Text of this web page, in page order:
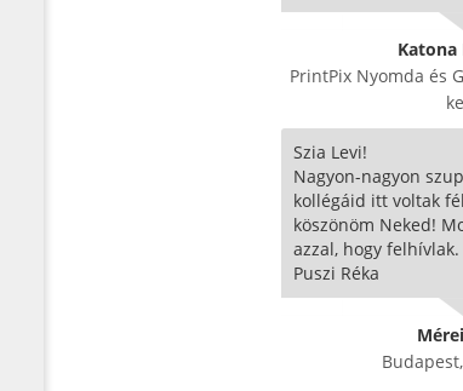
Katona
PrintPix Nyomda és
Szia Levi!
Nagyon-nagyon
kollégáid itt voltak
köszönöm Neked!
azzal, hogy
Puszi Réka